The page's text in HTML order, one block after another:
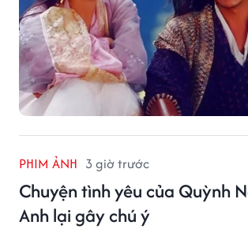
PHIM ẢNH 3 giờ trước
Chuyện tình yêu của Quỳnh
Anh lại gây chú ý